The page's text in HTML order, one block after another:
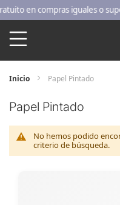
en compras iguales o
Inicio Papel Pintado
Papel Pintado
No hemos podido
criterio de búsqueda.